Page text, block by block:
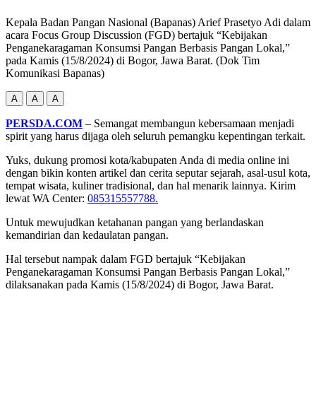
Kepala Badan Pangan Nasional (Bapanas) Arief Prasetyo Adi dalam
acara Focus Group Discussion (FGD) bertajuk “Kebijakan
Penganekaragaman Konsumsi Pangan Berbasis Pangan Lokal,”
pada Kamis (15/8/2024) di Bogor, Jawa Barat. (Dok Tim
Komunikasi Bapanas)
A A A
PERSDA.COM – Semangat membangun kebersamaan menjadi
spirit yang harus dijaga oleh seluruh pemangku kepentingan terkait.
Yuks, dukung promosi kota/kabupaten Anda di media online ini
dengan bikin konten artikel dan cerita seputar sejarah, asal-usul kota,
tempat wisata, kuliner tradisional, dan hal menarik lainnya. Kirim
lewat WA Center: 085315557788.
Untuk mewujudkan ketahanan pangan yang berlandaskan
kemandirian dan kedaulatan pangan.
Hal tersebut nampak dalam FGD bertajuk “Kebijakan
Penganekaragaman Konsumsi Pangan Berbasis Pangan Lokal,”
dilaksanakan pada Kamis (15/8/2024) di Bogor, Jawa Barat.